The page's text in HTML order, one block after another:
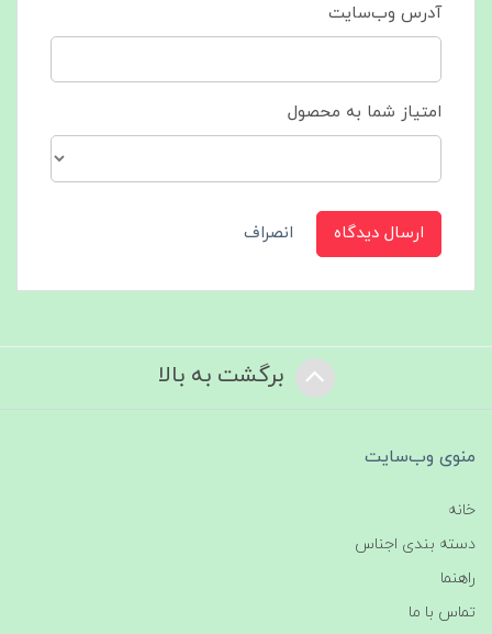
آدرس وب‌سایت
امتیاز شما به محصول
ارسال دیدگاه انصراف
برگشت به بالا
منوی وب‌سایت
خانه
دسته بندی اجناس
راهنما
تماس با ما